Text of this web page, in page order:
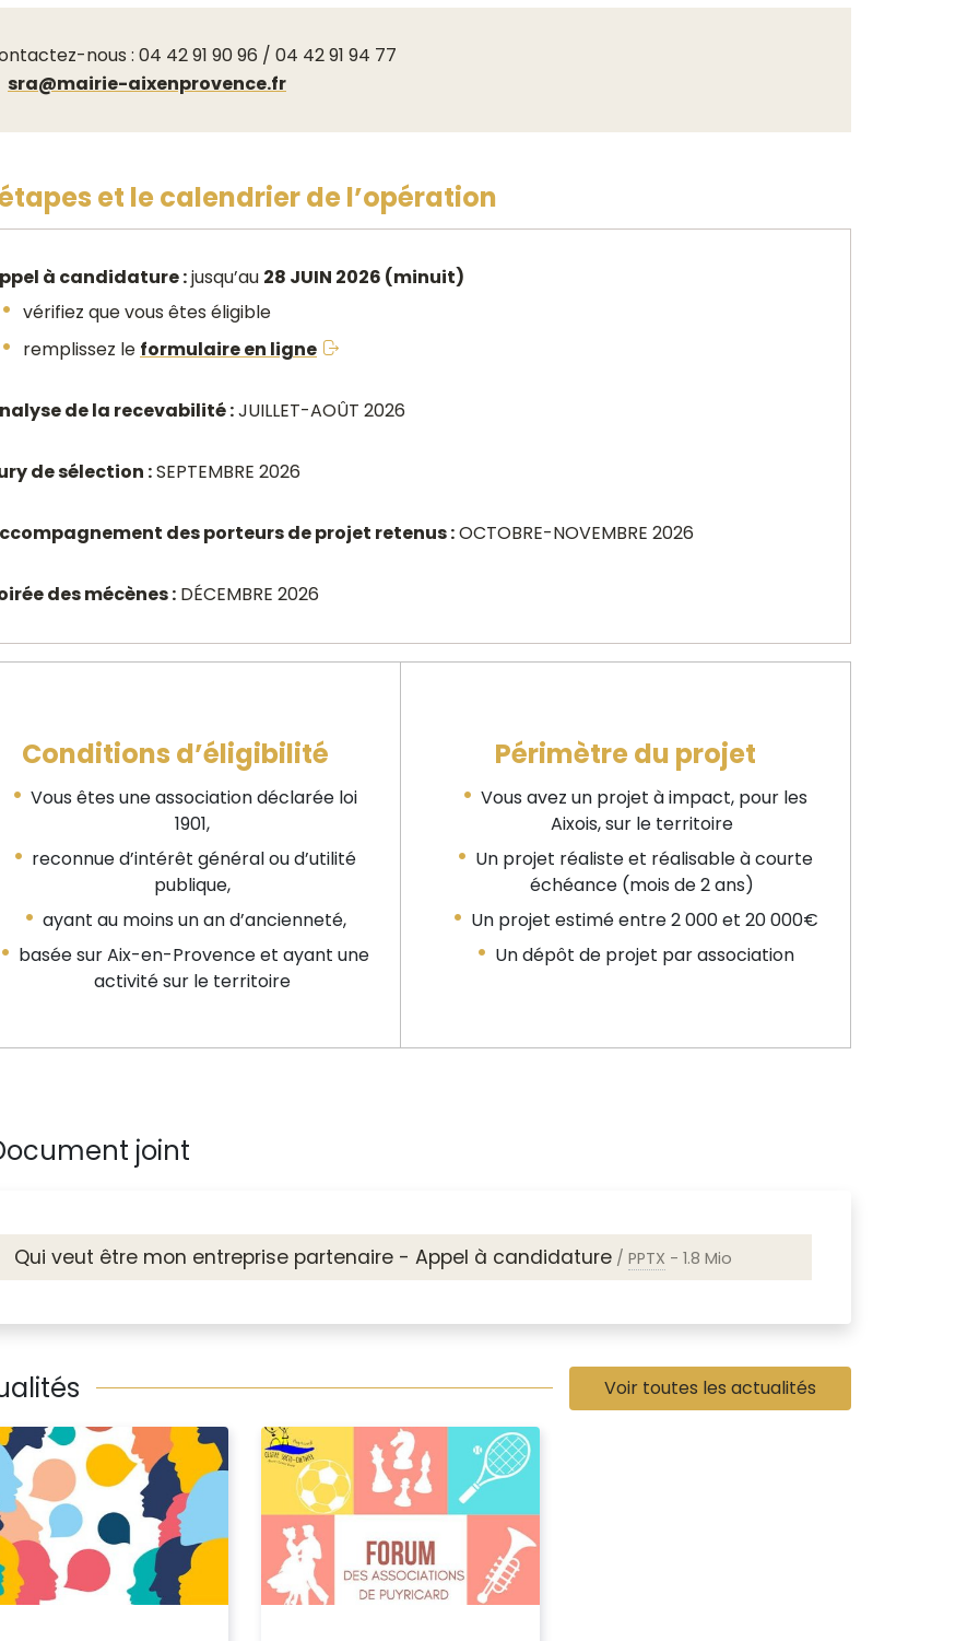
nous : 04 42 91 90 96 / 04 42 91 94 77
sra@mairie-aixenprovence.fr
et le calendrier de l’opération
à candidature :jusqu’au 28 JUIN 2026 (minuit)
vérifiez que vous êtes éligible
remplissez le formulaire en ligne
de la recevabilité :JUILLET-AOÛT 2026
de sélection :SEPTEMBRE 2026
des porteurs de projet retenus :OCTOBRE-NOVEMBRE 2026
des mécènes : DÉCEMBRE 2026
Conditions d’éligibilité
Vous êtes une association déclarée loi
1901,
reconnue d’intérêt général ou d’utilité
publique,
ayant au moins un an d’ancienneté,
basée sur Aix-en-Provence et ayant une
activité sur le territoire
Périmètre du projet
Vous avez un projet à impact, pour les
Aixois, sur le territoire
Un projet réaliste et réalisable à courte
échéance (mois de 2 ans)
Un projet estimé entre 2 000 et 20 000€
Un dépôt de projet par association
joint
Qui veut être mon entreprise partenaire - Appel à candidature / PPTX - 1.8 Mio
Voir toutes les actualités